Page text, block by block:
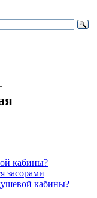
кабины?
засорами
кабины?